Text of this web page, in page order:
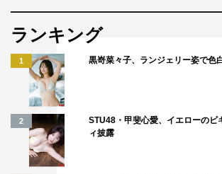
ランキング
1 黒嵜菜々子、ランジェリー姿で色
2
STU48・甲斐心愛、イエローのビ
ィ披露